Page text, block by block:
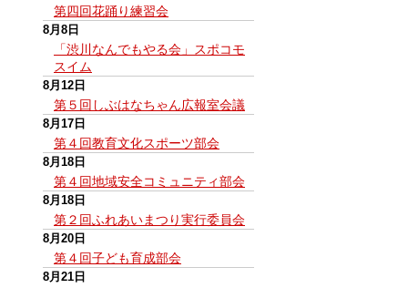
第四回花踊り練習会
8月8日
「渋川なんでもやる会」スポコモ
スイム
8月12日
第５回しぶはなちゃん広報室会議
8月17日
第４回教育文化スポーツ部会
8月18日
第４回地域安全コミュニティ部会
8月18日
第２回ふれあいまつり実行委員会
8月20日
第４回子ども育成部会
8月21日